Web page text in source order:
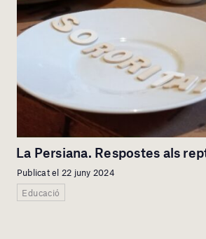
La Persiana. Respostes als
Publicat el 22 juny 2024
Educació